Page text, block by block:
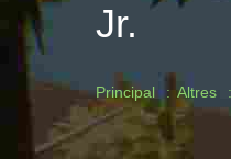
Jr.
Principal Altres